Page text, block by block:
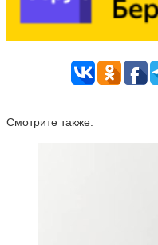
Смотрите также: